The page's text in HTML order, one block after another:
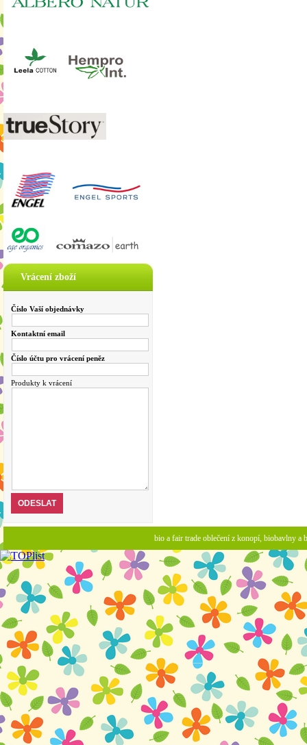
Vrácení zboží
Číslo Vaší objednávky
Kontaktní email
Číslo účtu pro vrácení peněz
Produkty k vrácení
bio a fair trade oblečení z konopí, biobavlny a